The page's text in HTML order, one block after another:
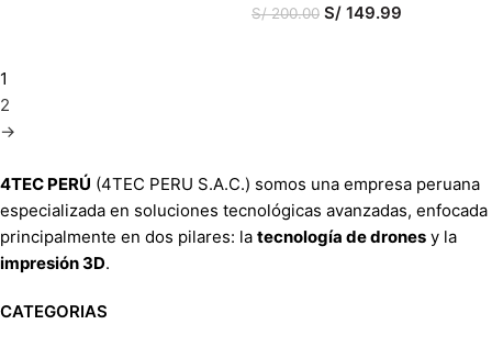
S/200.00 S/ 149.99
1
2
→
4TEC PERÚ (4TEC PERU S.A.C.) somos una empresa peruana
especializada en soluciones tecnológicas avanzadas, enfocada
principalmente en dos pilares: la tecnología de drones y la
impresión 3D.
CATEGORIAS